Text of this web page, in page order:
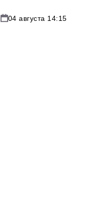
04 августа 14:15